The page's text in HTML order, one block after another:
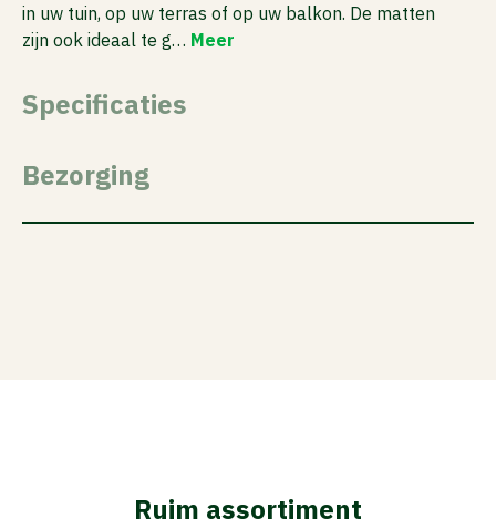
in uw tuin, op uw terras of op uw balkon. De matten
zijn ook ideaal te g… Meer
Specificaties
Bezorging
Ruim assortiment